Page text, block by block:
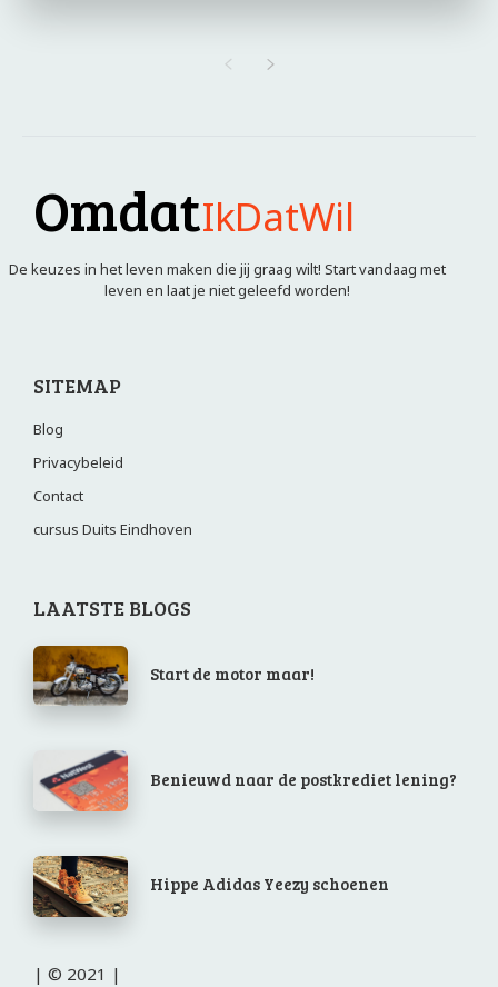
OmdatIkDatWil
De keuzes in het leven maken die jij graag wilt! Start vandaag met
leven en laat je niet geleefd worden!
SITEMAP
Blog
Privacybeleid
Contact
cursus Duits Eindhoven
LAATSTE BLOGS
Start de motor maar!
Benieuwd naar de postkrediet lening?
Hippe Adidas Yeezy schoenen
| © 2021 |